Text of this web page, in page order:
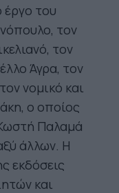
έργο του
τον
τον
Άγρα, τον
νομικό και
ο οποίος
Παλαμά
άλλων. Η
εκδόσεις
και